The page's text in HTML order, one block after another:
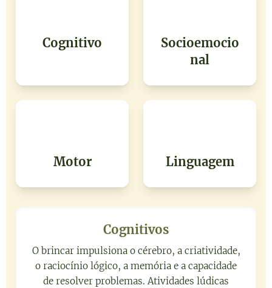
Cognitivo
Socioemocio
nal
Motor Linguagem
Cognitivos
O brincar impulsiona o cérebro, a criatividade,
o raciocínio lógico, a memória e a capacidade
de resolver problemas. Atividades lúdicas